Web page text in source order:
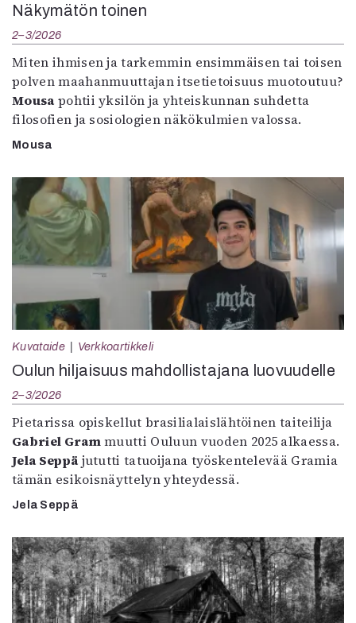
Näkymätön toinen
2–3/2026
Miten ihmisen ja tarkemmin ensimmäisen tai toisen
polven maahanmuuttajan itsetietoisuus muotoutuu?
Mousa pohtii yksilön ja yhteiskunnan suhdetta
filosofien ja sosiologien näkökulmien valossa.
Mousa
Kuvataide Verkkoartikkeli
Oulun hiljaisuus mahdollistajana luovuudelle
2–3/2026
Pietarissa opiskellut brasilialaislähtöinen taiteilija
Gabriel Grammuutti Ouluun vuoden 2025 alkaessa.
Jela Seppä jututti tatuoijana työskentelevää Gramia
tämän esikoisnäyttelyn yhteydessä.
Jela Seppä